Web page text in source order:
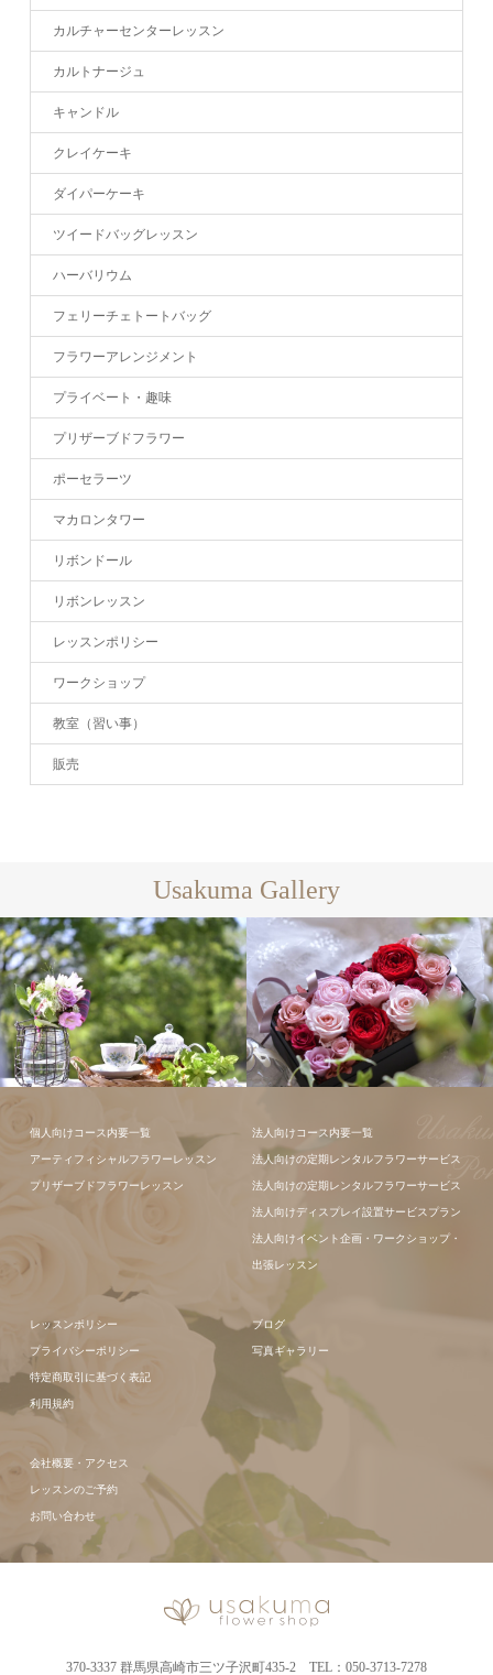
カルチャーセンターレッスン
カルトナージュ
キャンドル
クレイケーキ
ダイパーケーキ
ツイードバッグレッスン
ハーバリウム
フェリーチェトートバッグ
フラワーアレンジメント
プライベート・趣味
プリザーブドフラワー
ポーセラーツ
マカロンタワー
リボンドール
リボンレッスン
レッスンポリシー
ワークショップ
教室（習い事）
販売
Usakuma Gallery
ンジメント
個人向けコース内要一覧
アーティフィシャルフラワーレッスン
プリザーブドフラワーレッスン
法人向けコース内要一覧
法人向けの定期レンタルフラワーサービス
法人向けの定期レンタルフラワーサービス
法人向けディスプレイ設置サービスプラン
法人向けイベント企画・ワークショップ・
出張レッスン
レッスンポリシー
プライバシーポリシー
特定商取引に基づく表記
利用規約
ブログ
写真ギャラリー
会社概要・アクセス
レッスンのご予約
お問い合わせ
370-3337 群馬県高崎市三ツ子沢町435-2 TEL：050-3713-7278